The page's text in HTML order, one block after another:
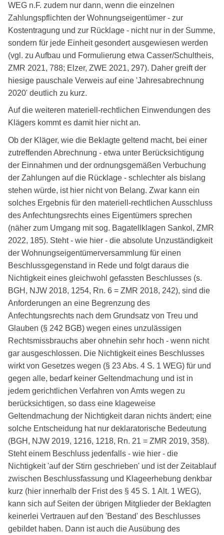
WEG n.F. zudem nur dann, wenn die einzelnen
Zahlungspflichten der Wohnungseigentümer - zur
Kostentragung und zur Rücklage - nicht nur in der Summe,
sondern für jede Einheit gesondert ausgewiesen werden
(vgl. zu Aufbau und Formulierung etwa Casser/Schultheis,
ZMR 2021, 788; Elzer, ZWE 2021, 297). Daher greift der
hiesige pauschale Verweis auf eine 'Jahresabrechnung
2020' deutlich zu kurz.
Auf die weiteren materiell-rechtlichen Einwendungen des
Klägers kommt es damit hier nicht an.
Ob der Kläger, wie die Beklagte geltend macht, bei einer
zutreffenden Abrechnung - etwa unter Berücksichtigung
der Einnahmen und der ordnungsgemäßen Verbuchung
der Zahlungen auf die Rücklage - schlechter als bislang
stehen würde, ist hier nicht von Belang. Zwar kann ein
solches Ergebnis für den materiell-rechtlichen Ausschluss
des Anfechtungsrechts eines Eigentümers sprechen
(näher zum Umgang mit sog. Bagatellklagen Sankol, ZMR
2022, 185). Steht - wie hier - die absolute Unzuständigkeit
der Wohnungseigentümerversammlung für einen
Beschlussgegenstand in Rede und folgt daraus die
Nichtigkeit eines gleichwohl gefassten Beschlusses (s.
BGH, NJW 2018, 1254, Rn. 6 = ZMR 2018, 242), sind die
Anforderungen an eine Begrenzung des
Anfechtungsrechts nach dem Grundsatz von Treu und
Glauben (§ 242 BGB) wegen eines unzulässigen
Rechtsmissbrauchs aber ohnehin sehr hoch - wenn nicht
gar ausgeschlossen. Die Nichtigkeit eines Beschlusses
wirkt von Gesetzes wegen (§ 23 Abs. 4 S. 1 WEG) für und
gegen alle, bedarf keiner Geltendmachung und ist in
jedem gerichtlichen Verfahren von Amts wegen zu
berücksichtigen, so dass eine klageweise
Geltendmachung der Nichtigkeit daran nichts ändert; eine
solche Entscheidung hat nur deklaratorische Bedeutung
(BGH, NJW 2019, 1216, 1218, Rn. 21 = ZMR 2019, 358).
Steht einem Beschluss jedenfalls - wie hier - die
Nichtigkeit 'auf der Stirn geschrieben' und ist der Zeitablauf
zwischen Beschlussfassung und Klageerhebung denkbar
kurz (hier innerhalb der Frist des § 45 S. 1 Alt. 1 WEG),
kann sich auf Seiten der übrigen Mitglieder der Beklagten
keinerlei Vertrauen auf den 'Bestand' des Beschlusses
gebildet haben. Dann ist auch die Ausübung des